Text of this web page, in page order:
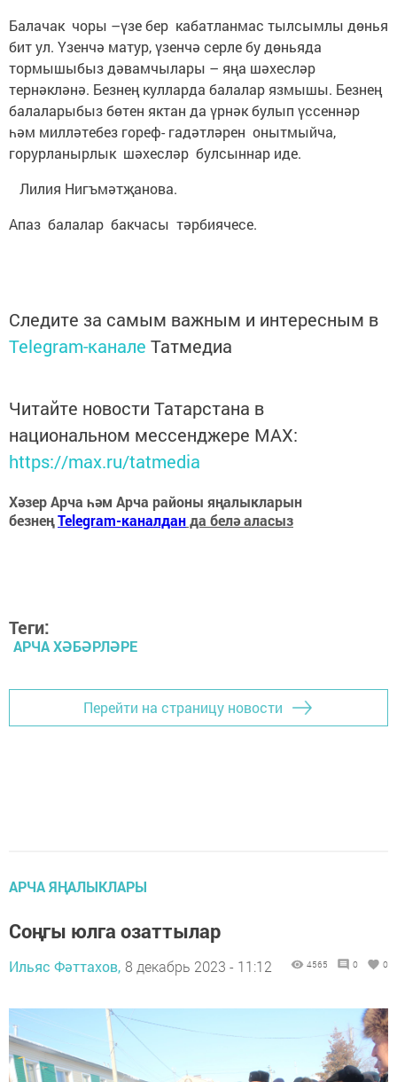
Балачак чоры –үзе бер кабатланмас тылсымлы дөнья
бит ул. Үзенчә матур, үзенчә серле бу дөньяда
тормышыбыз дәвамчылары – яңа шәхесләр
тернәкләнә. Безнең кулларда балалар язмышы. Безнең
балаларыбыз бөтен яктан да үрнәк булып үссеннәр
һәм милләтебез гореф- гадәтләрен онытмыйча,
горурланырлык шәхесләр булсыннар иде.
Лилия Нигъмәтҗанова.
Апаз балалар бакчасы тәрбиячесе.
Следите за самым важным и интересным в
Telegram-канале Татмедиа
Читайте новости Татарстана в
национальном мессенджере MАХ:
https://max.ru/tatmedia
Хәзер Арча һәм Арча районы яңалыкларын
безнеңTelegram-каналданда белә аласыз
Теги:
АРЧА ХӘБӘРЛӘРЕ
Перейти на страницу новости
АРЧА ЯҢАЛЫКЛАРЫ
Соңгы юлга озаттылар
Ильяс Фәттахов, 8 декабрь 2023 - 11:12 4565 0 0